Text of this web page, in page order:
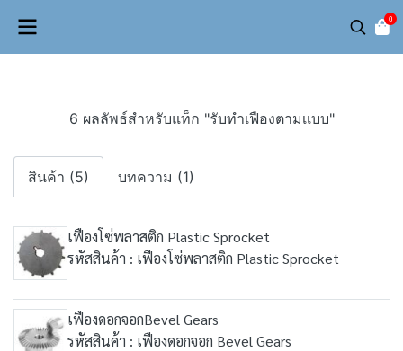
0
6 ผลลัพธ์สำหรับแท็ก "รับทำเฟืองตามเเบบ"
สินค้า (5) บทความ (1)
เฟืองโซ่พลาสติก Plastic Sprocket
รหัสสินค้า : เฟืองโซ่พลาสติก Plastic Sprocket
เฟืองดอกจอกBevel Gears
รหัสสินค้า : เฟืองดอกจอก Bevel Gears